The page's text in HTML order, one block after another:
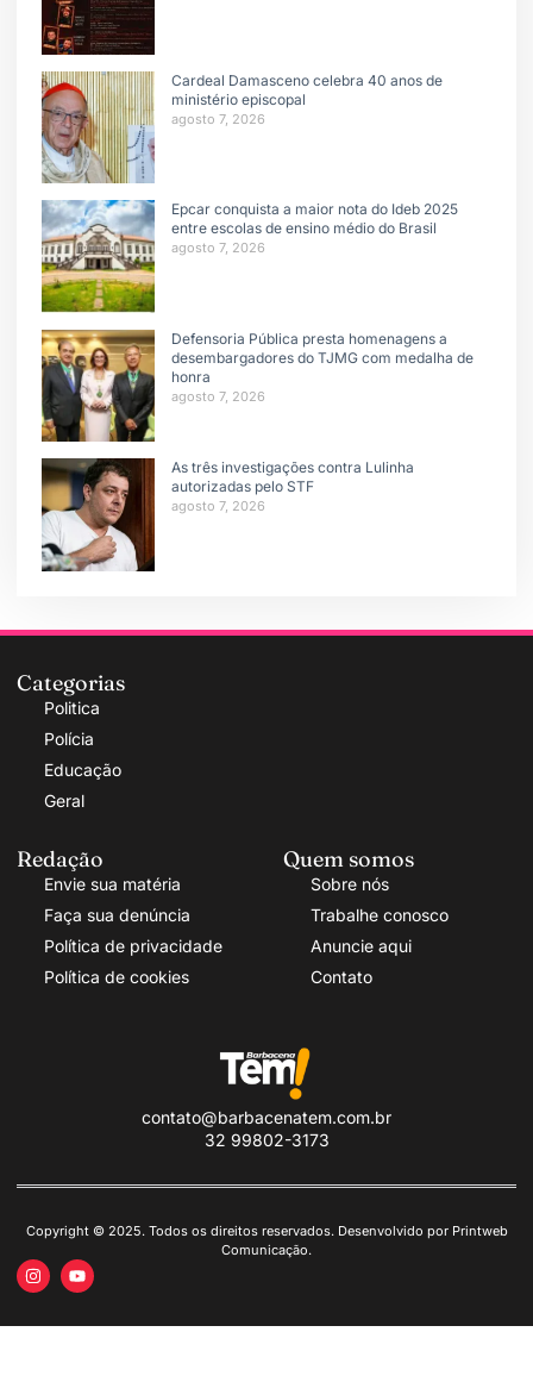
Cardeal Damasceno celebra 40 anos de
ministério episcopal
agosto 7, 2026
Epcar conquista a maior nota do Ideb 2025
entre escolas de ensino médio do Brasil
agosto 7, 2026
Defensoria Pública presta homenagens a
desembargadores do TJMG com medalha de
honra
agosto 7, 2026
As três investigações contra Lulinha
autorizadas pelo STF
agosto 7, 2026
Categorias
Politica
Polícia
Educação
Geral
Redação
Envie sua matéria
Faça sua denúncia
Política de privacidade
Política de cookies
Quem somos
Sobre nós
Trabalhe conosco
Anuncie aqui
Contato
contato@barbacenatem.com.br
32 99802-3173
Copyright © 2025. Todos os direitos reservados. Desenvolvido por Printweb
Comunicação.